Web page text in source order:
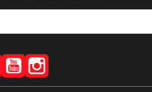
Facebook
YouTube